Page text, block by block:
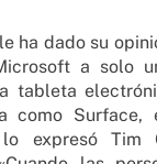
ha dado su
a solo
tableta
como Surface,
expresó Tim